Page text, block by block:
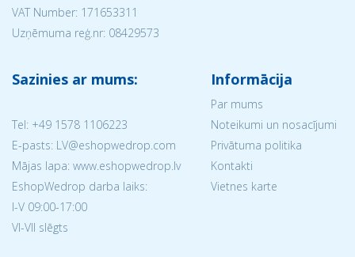
VAT Number: 171653311
Uzņēmuma reģ.nr: 08429573
Sazinies ar mums:
Tel: +49 1578 1106223
E-pasts: LV@eshopwedrop.com
Mājas lapa: www.eshopwedrop.lv
EshopWedrop darba laiks:
I-V 09:00-17:00
VI-VII slēgts
Informācija
Par mums
Noteikumi un nosacījumi
Privātuma politika
Kontakti
Vietnes karte